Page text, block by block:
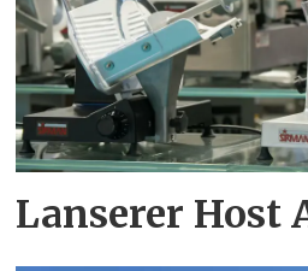
Lanserer Host